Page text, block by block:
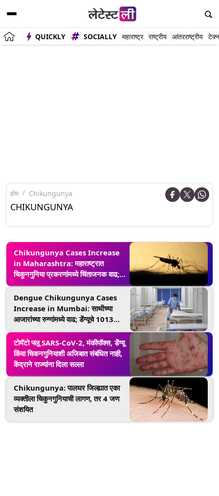
QUICKLY SOCIALLY महाराष्ट्र राष्ट्रीय आंतरराष्ट्रीय
होम Chikungunya
CHIKUNGUNYA
Chikungunya Cases Increase
in Maharashtra: महाराष्ट्रात
चिकुनगुनिया प्रकरणांमध्ये चिंताजनक वाढ;
खालावलेली आरोग्यसेवा आणि आर्थिक घटक
कारणीभूत?
Dengue Chikungunya Cases
Increase in Mumbai: साथीच्या
आजारांच्या रुग्णांमध्ये वाढ; डेंग्यूचे 1013
रुग्ण, चिकनगुन्याचे 164 रुग्ण,
लेप्टोस्पायरोसिसच्या रुग्णांमध्येही वाढ
टोमॅटो फ्लू SARS-CoV-2, मंकीपॉक्स, डेंग्यू
किंवा चिकनगुनियाशी अजिबात संबंधित नाही,
केंद्राने राज्यांना दिला सल्ला
Chikungunya: पालघर जिल्ह्यात एका
व्यक्तीला चिकुनगुनियाची लागण, तर 4 जण
संशयित